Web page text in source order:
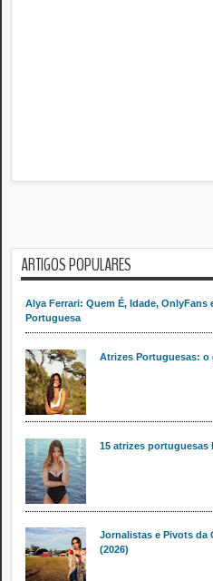
ARTIGOS POPULARES
Alya Ferrari: Quem É, Idade, OnlyFans
Portuguesa
Atrizes Portuguesas: o
15 atrizes portuguesas
Jornalistas e Pivots da
(2026)